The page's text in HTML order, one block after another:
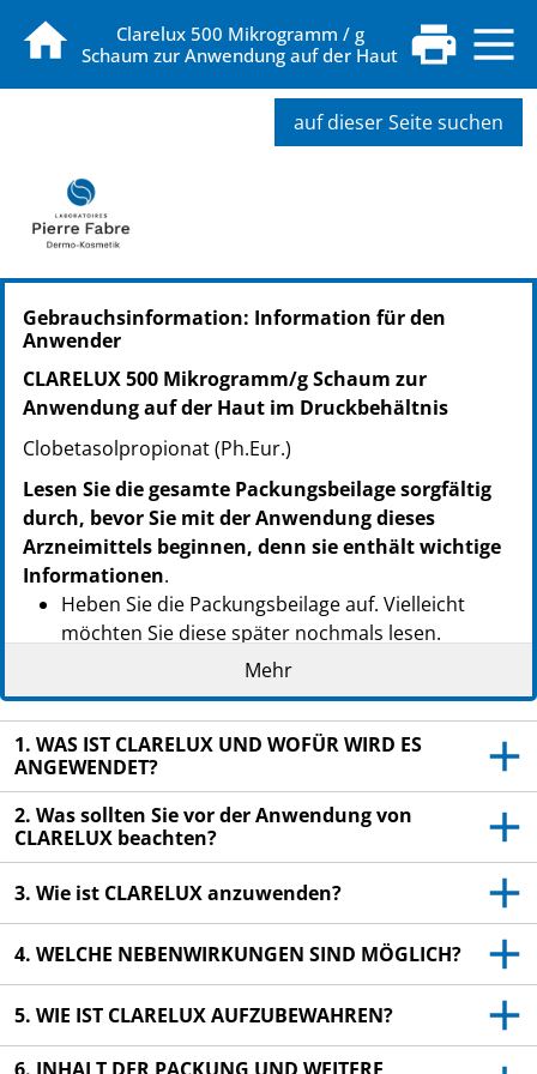
Clarelux 500 Mikrogramm / g
Schaum zur Anwendung auf der Haut
auf dieser Seite suchen
PZN: 01010495
PPN: 110101049520
PZN: 13985003
PPN: 111398500329
Gebrauchsinformation: Information für den
Anwender
CLARELUX 500 Mikrogramm/g Schaum zur
Anwendung auf der Haut im Druckbehältnis
Clobetasolpropionat (Ph.Eur.)
Lesen Sie die gesamte Packungsbeilage sorgfältig
durch, bevor Sie mit der Anwendung dieses
Arzneimittels beginnen, denn sie enthält wichtige
Informationen.
Heben Sie die Packungsbeilage auf. Vielleicht
möchten Sie diese später nochmals lesen.
Wenn Sie weitere Fragen haben, wenden Sie sich
an Ihren Arzt oder Apotheker.
Dieses Arzneimittel wurde Ihnen persönlich
verschrieben. Geben Sie es nicht an Dritte weiter.
Es kann anderen Menschen schaden, auch wenn
diese die gleichen Beschwerden haben wie Sie.
Wenn Sie Nebenwirkungen bemerken, wenden Sie
sich an Ihren Arzt oder Apotheker. Dies gilt auch
für Nebenwirkungen, die nicht in dieser
Packungsbeilage angegeben sind. Siehe Abschnitt
4.
Mehr
1. WAS IST CLARELUX UND WOFÜR WIRD ES
ANGEWENDET?
2. Was sollten Sie vor der Anwendung von
CLARELUX beachten?
3. Wie ist CLARELUX anzuwenden?
4. WELCHE NEBENWIRKUNGEN SIND MÖGLICH?
5. WIE IST CLARELUX AUFZUBEWAHREN?